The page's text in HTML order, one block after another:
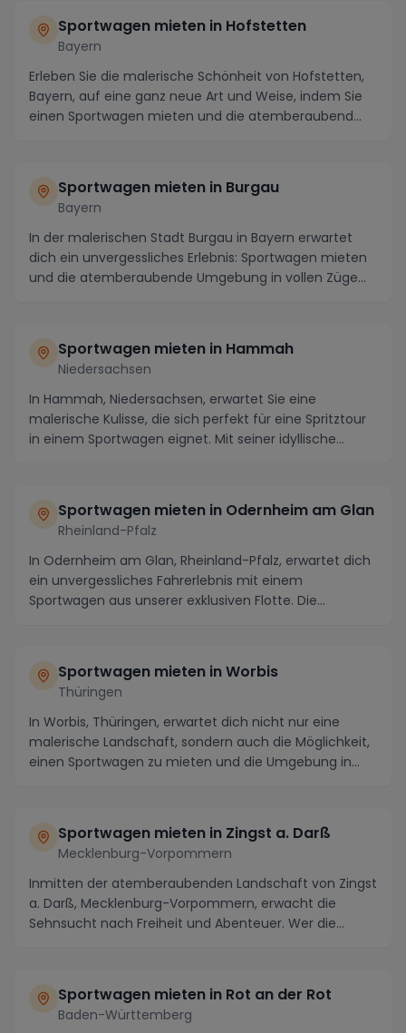
Sportwagen mieten in Hofstetten
Bayern
Erleben Sie die malerische Schönheit von Hofstetten,
Bayern, auf eine ganz neue Art und Weise, indem Sie
einen Sportwagen mieten und die atemberaubend...
Sportwagen mieten in Burgau
Bayern
In der malerischen Stadt Burgau in Bayern erwartet
dich ein unvergessliches Erlebnis: Sportwagen mieten
und die atemberaubende Umgebung in vollen Züge...
Sportwagen mieten in Hammah
Niedersachsen
In Hammah, Niedersachsen, erwartet Sie eine
malerische Kulisse, die sich perfekt für eine Spritztour
in einem Sportwagen eignet. Mit seiner idyllische...
Sportwagen mieten in Odernheim am Glan
Rheinland-Pfalz
In Odernheim am Glan, Rheinland-Pfalz, erwartet dich
ein unvergessliches Fahrerlebnis mit einem
Sportwagen aus unserer exklusiven Flotte. Die
Sportwagen mieten in Worbis
Thüringen
In Worbis, Thüringen, erwartet dich nicht nur eine
malerische Landschaft, sondern auch die Möglichkeit,
einen Sportwagen zu mieten und die Umgebung in...
Sportwagen mieten in Zingst a. Darß
Mecklenburg-Vorpommern
Inmitten der atemberaubenden Landschaft von Zingst
a. Darß, Mecklenburg-Vorpommern, erwacht die
Sehnsucht nach Freiheit und Abenteuer. Wer die
Sportwagen mieten in Rot an der Rot
Baden-Württemberg